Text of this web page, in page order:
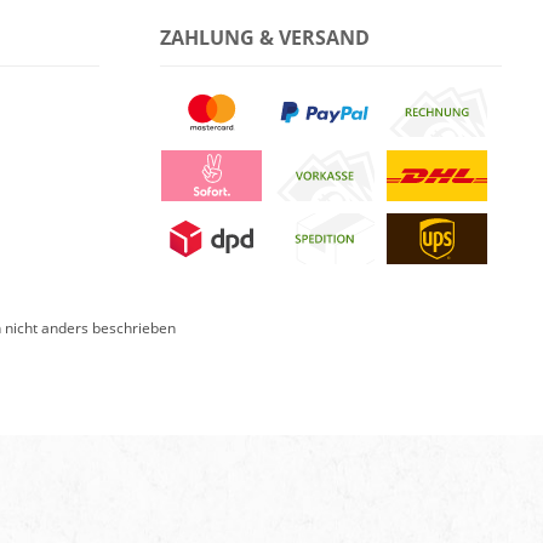
ZAHLUNG & VERSAND
anders beschrieben